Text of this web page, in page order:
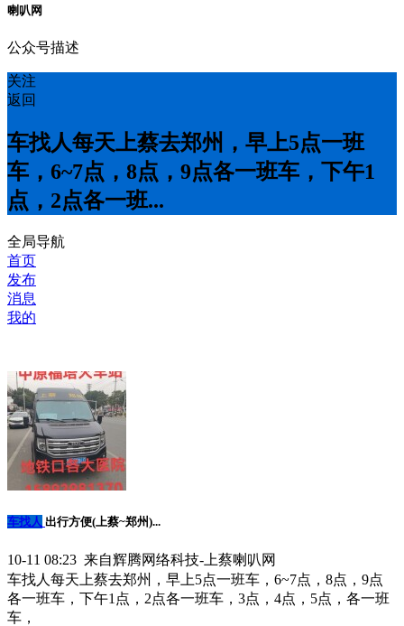
喇叭网
公众号描述
关注
返回
车找人每天上蔡去郑州，早上5点一班
车，6~7点，8点，9点各一班车，下午1
点，2点各一班...
全局导航
首页
发布
消息
我的
车找人 出行方便(上蔡~郑州)...
10-11 08:23 来自辉腾网络科技-上蔡喇叭网
车找人每天上蔡去郑州，早上5点一班车，6~7点，8点，9点
各一班车，下午1点，2点各一班车，3点，4点，5点，各一班
车，